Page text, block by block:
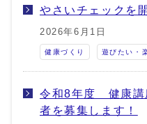
やさいチェックを
2026年6月1日
健康づくり 遊びたい・
令和8年度 健康
者を募集します！